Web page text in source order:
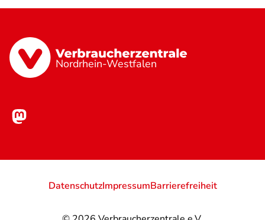
Nordrhein-Westfalen
DatenschutzImpressumBarrierefreiheit